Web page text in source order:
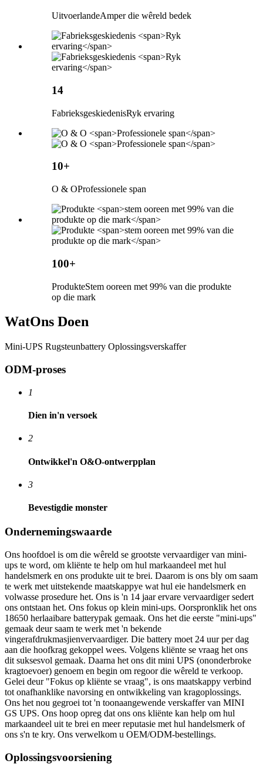
UitvoerlandeAmper die wêreld bedek
14
FabrieksgeskiedenisRyk ervaring
10+
O & OProfessionele span
100+
ProdukteStem ooreen met 99% van die produkte
op die mark
WatOns Doen
Mini-UPS Rugsteunbattery Oplossingsverskaffer
ODM-proses
1
Dien in'n versoek
2
Ontwikkel'n O&O-ontwerpplan
3
Bevestigdie monster
Ondernemingswaarde
Ons hoofdoel is om die wêreld se grootste vervaardiger van mini-
ups te word, om kliënte te help om hul markaandeel met hul
handelsmerk en ons produkte uit te brei. Daarom is ons bly om saam
te werk met uitstekende maatskappye wat hul eie handelsmerk en
volwasse prosedure het. Ons is 'n 14 jaar ervare vervaardiger sedert
ons ontstaan ​​het. Ons fokus op klein mini-ups. Oorspronklik het ons
18650 herlaaibare batterypak gemaak. Ons het die eerste "mini-ups"
gemaak deur saam te werk met 'n bekende
vingerafdrukmasjienvervaardiger. Die battery moet 24 uur per dag
aan die hoofkrag gekoppel wees. Volgens kliënte se vraag het ons
dit suksesvol gemaak. Daarna het ons dit mini UPS (ononderbroke
kragtoevoer) genoem en begin om regoor die wêreld te verkoop.
Gelei deur "Fokus op kliënte se vraag", is ons maatskappy verbind
tot onafhanklike navorsing en ontwikkeling van kragoplossings.
Ons het nou gegroei tot 'n toonaangewende verskaffer van MINI
GS UPS. Ons hoop opreg dat ons ons kliënte kan help om hul
markaandeel uit te brei en meer reputasie met hul handelsmerk of
ons s'n te kry. Ons verwelkom u OEM/ODM-bestellings.
Oplossingsvoorsiening